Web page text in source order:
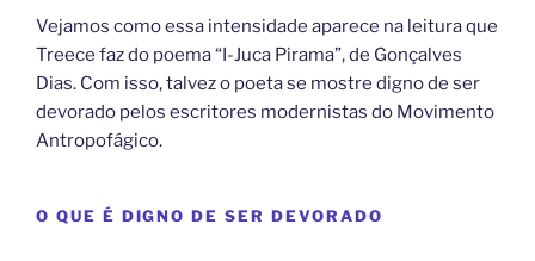
Vejamos como essa intensidade aparece na leitura que
Treece faz do poema “I-Juca Pirama”, de Gonçalves
Dias. Com isso, talvez o poeta se mostre digno de ser
devorado pelos escritores modernistas do Movimento
Antropofágico.
O QUE É DIGNO DE SER DEVORADO